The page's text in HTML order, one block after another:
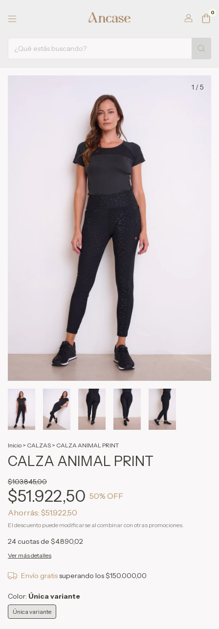
0
1 /5
Inicio > CALZAS > CALZA ANIMAL PRINT
CALZA ANIMAL PRINT
$103.845,00
$51.922,50 50% OFF
Ahorrás: $51.922,50
El descuento puede modificarse al combinar con otras promociones.
24cuotas de $4.890,02
Ver más detalles
Envío gratissuperando los$150.000,00
Color: Única variante
Única variante